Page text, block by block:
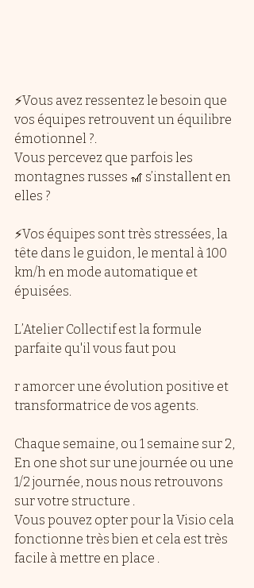
⚡️Vous avez ressentez le besoin que
vos équipes retrouvent un équilibre
émotionnel ?.
Vous percevez que parfois les
montagnes russes 🎢 s’installent en
elles ?
⚡️Vos équipes sont très stressées, la
tête dans le guidon, le mental à 100
km/h en mode automatique et
épuisées.
L’Atelier Collectif est la formule
parfaite qu'il vous faut pou
r amorcer une évolution positive et
transformatrice de vos agents.
Chaque semaine, ou 1 semaine sur 2,
En one shot sur une journée ou une
1/2 journée, nous nous retrouvons
sur votre structure .
Vous pouvez opter pour la Visio cela
fonctionne très bien et cela est très
facile à mettre en place .